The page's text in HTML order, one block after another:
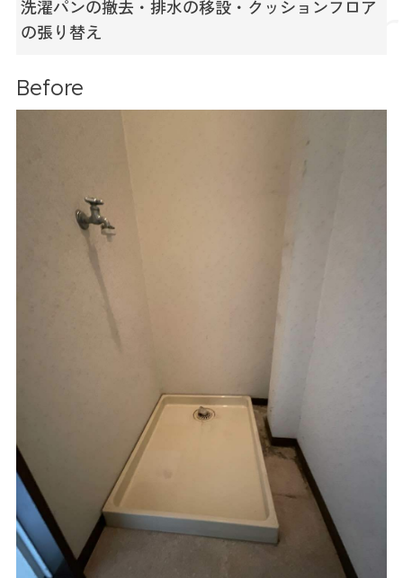
&After
洗濯パンの撤去・排水の移設・クッションフロア
の張り替え
Before